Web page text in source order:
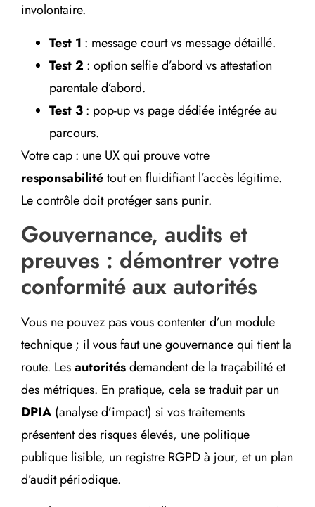
involontaire.
Test 1 : message court vs message détaillé.
Test 2 : option selfie d’abord vs attestation
parentale d’abord.
Test 3: pop-up vs page dédiée intégrée au
parcours.
Votre cap : une UX qui prouve votre
responsabilitétout en fluidifiant l’accès légitime.
Le contrôle doit protéger sans punir.
Gouvernance, audits et
preuves : démontrer votre
conformité aux autorités
Vous ne pouvez pas vous contenter d’un module
technique ; il vous faut une gouvernance qui tient la
route. Lesautoritésdemandent de la traçabilité et
des métriques. En pratique, cela se traduit par un
DPIA (analyse d’impact) si vos traitements
présentent des risques élevés, une politique
publique lisible, un registre RGPD à jour, et un plan
d’audit périodique.